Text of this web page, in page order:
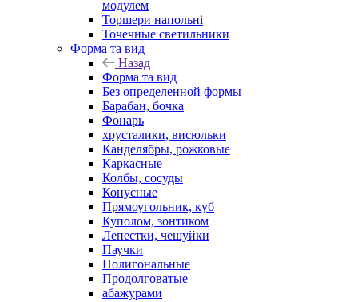
модулем
Торшери напольні
Точечные светильники
Форма та вид
Назад
Форма та вид
Без определенной формы
Барабан, бочка
Фонарь
хрусталики, висюльки
Канделябры, рожковые
Каркасные
Колбы, сосуды
Конусные
Прямоугольник, куб
Куполом, зонтиком
Лепестки, чешуйки
Паучки
Полигональные
Продолговатые
абажурами